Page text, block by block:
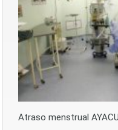
Atraso menstrual